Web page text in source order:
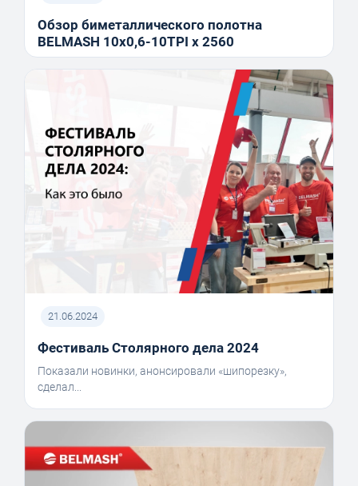
Обзор биметаллического полотна
BELMASH 10x0,6-10TPI x 2560
21.06.2024
Фестиваль Столярного дела 2024
Показали новинки, анонсировали «шипорезку»,
сделал...